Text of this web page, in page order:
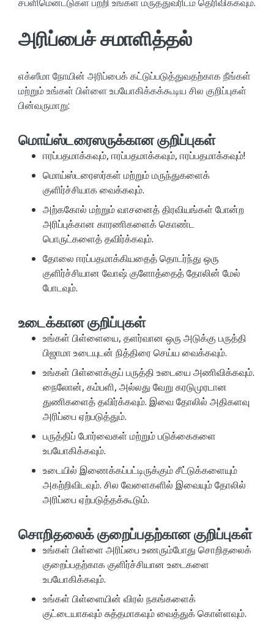
அரிப்பைச் சமாளித்தல்
எக்ஸீமா நோயின் அரிப்பைக் கட்டுப்படுத்துவதற்காக நீங்கள்
மற்றும் உங்கள் பிள்ளை உபயோகிக்கக்கூடிய சில குறிப்புகள்
பின்வருமாறு:
மொய்ஸ்டரைஸருக்கான குறிப்புகள்
ஈரப்பதமாக்கவும், ஈரப்பதமாக்கவும், ஈரப்பதமாக்கவும்!
மொய்ஸ்டரைஸர்கள் மற்றும் மருந்துகளைக்
குளிர்ச்சியாக வைக்கவும்.
அற்ககோல் மற்றும் வாசனைத் திரவியங்கள் போன்ற
அரிப்புக்கான காரணிகளைக் கொண்ட
பொருட்களைத் தவிர்க்கவும்.
தோலை ஈரப்பதமாக்கியதைத் தொடர்ந்து ஒரு
குளிர்ச்சியான வோஷ் குளோத்தைத் தோலின் மேல்
போடவும்.
உடைக்கான குறிப்புகள்
உங்கள் பிள்ளையை, தளர்வான ஒரு அடுக்கு பருத்தி
பிஜாமா உடையுடன் நித்திரை செய்ய வைக்கவும்.
உங்கள் பிள்ளைக்குப் பருத்தி உடையை அணிவிக்கவும்.
நைலோன், கம்பளி, அல்லது வேறு கரடுமுரடான
துணிகளைத் தவிர்க்கவும். இவை தோலில் அதிகளவு
அரிப்பை ஏற்படுத்தும்.
பருத்திப் போர்வைகள் மற்றும் படுக்கைகளை
உபயோகிக்கவும்.
உடையில் இணைக்கப்பட்டிருக்கும் சீட்டுக்களையும்
அகற்றிவிடவும். சில வேளைகளில் இவையும் தோலில்
அரிப்பை ஏற்படுத்தக்கூடும்.
சொறிதலைக் குறைப்பதற்கான குறிப்புகள்
உங்கள் பிள்ளை அரிப்பை உணரும்போது சொறிதலைக்
குறைப்பதற்காக குளிர்ச்சியான உடைகளை
உபயோகிக்கவும்.
உங்கள் பிள்ளையின் விரல் நகங்களைக்
குட்டையாகவும் சுத்தமாகவும் வைத்துக் கொள்ளவும்.